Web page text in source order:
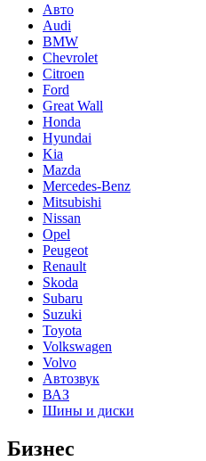
Авто
Audi
BMW
Chevrolet
Citroen
Ford
Great Wall
Honda
Hyundai
Kia
Mazda
Mercedes-Benz
Mitsubishi
Nissan
Opel
Peugeot
Renault
Skoda
Subaru
Suzuki
Toyota
Volkswagen
Volvo
Автозвук
ВАЗ
Шины и диски
Бизнес